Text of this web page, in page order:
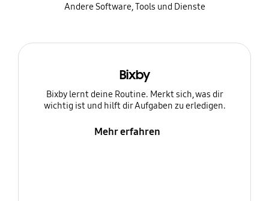
Andere Software, Tools und Dienste
Bixby
Bixby lernt deine Routine. Merkt sich, was dir
wichtig ist und hilft dir Aufgaben zu erledigen.
Mehr erfahren